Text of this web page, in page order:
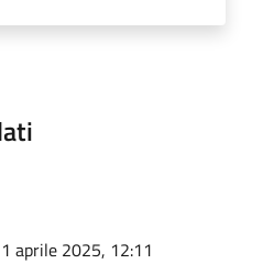
aprile 2025, 12:11